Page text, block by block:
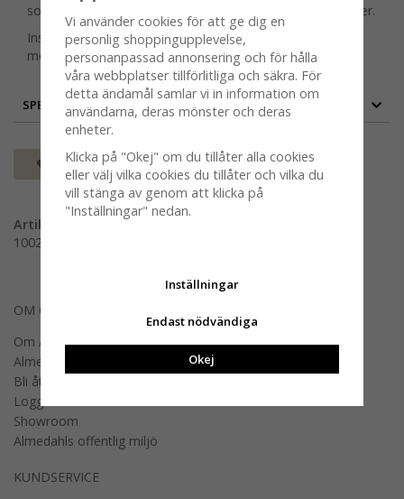
som kombinerar neutrala toner med djupa, fylliga nyanser.
Inspirationsbilderna visar delar av sortimentet Knot,
möbeltyg. Bild 1 visar 18x18cm av tyget
SPECIFIKATION
Spara som favorit
Artikelnummer:
100228-0660
OM OSS
Om Almedahls
Almedahls designers
Bli återförsäljare
Logga in B2B
Showroom
Almedahls offentlig miljö
KUNDSERVICE
Vi använder cookies för att ge dig en
personlig shoppingupplevelse,
personanpassad annonsering och för hålla
våra webbplatser tillförlitliga och säkra. För
detta ändamål samlar vi in information om
användarna, deras mönster och deras
enheter.
Klicka på "Okej" om du tillåter alla cookies
eller välj vilka cookies du tillåter och vilka du
vill stänga av genom att klicka på
"Inställningar" nedan.
Inställningar
Endast nödvändiga
Okej